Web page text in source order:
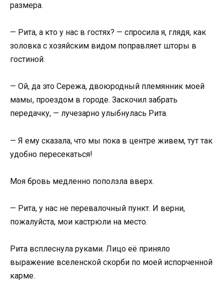
размера.
— Рита, а кто у нас в гостях? — спросила я, глядя, как
золовка с хозяйским видом поправляет шторы в
гостиной.
— Ой, да это Сережа, двоюродный племянник моей
мамы, проездом в городе. Заскочил забрать
передачку, — лучезарно улыбнулась Рита.
— Я ему сказала, что мы пока в центре живем, тут так
удобно пересекаться!
Моя бровь медленно поползла вверх.
— Рита, у нас не перевалочный пункт. И верни,
пожалуйста, мои кастрюли на место.
Рита всплеснула руками. Лицо её приняло
выражение вселенской скорби по моей испорченной
карме.